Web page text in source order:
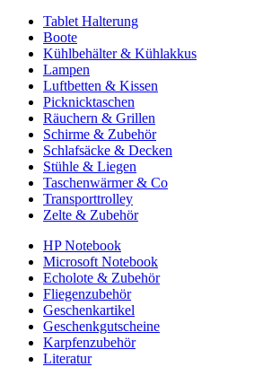
Tablet Halterung
Boote
Kühlbehälter & Kühlakkus
Lampen
Luftbetten & Kissen
Picknicktaschen
Räuchern & Grillen
Schirme & Zubehör
Schlafsäcke & Decken
Stühle & Liegen
Taschenwärmer & Co
Transporttrolley
Zelte & Zubehör
HP Notebook
Microsoft Notebook
Echolote & Zubehör
Fliegenzubehör
Geschenkartikel
Geschenkgutscheine
Karpfenzubehör
Literatur